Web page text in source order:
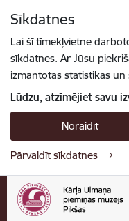
Sīkdatnes
Lai šī tīmekļvietne
sīkdatnes. Ar Jūsu
izmantotas statistikas
Lūdzu, atzīmējiet savu
Noraidīt
Pārvaldīt sīkdatnes